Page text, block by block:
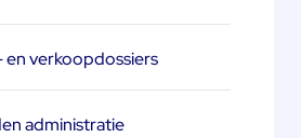
en verkoopdossiers
administratie